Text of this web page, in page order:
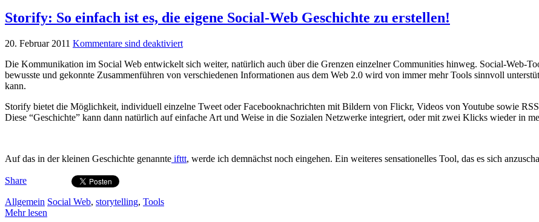
Storify: So einfach ist es, die eigene Social-Web Geschichte zu erstellen!
20. Februar 2011 Kommentare sind deaktiviert
Die Kommunikation im Social Web entwickelt sich weiter, natürlich auch über die Grenzen einzelner Communities hinweg. Social-Web-
bewusste und gekonnte Zusammenführen von verschiedenen Informationen aus dem Web 2.0 wird von immer mehr Tools sinnvoll
kann.
Storify bietet die Möglichkeit, individuell einzelne Tweet oder Facebooknachrichten mit Bildern von Flickr, Videos von Youtube sowie
Diese “Geschichte” kann dann natürlich auf einfache Art und Weise in die Sozialen Netzwerke integriert, oder mit zwei Klicks wieder in
Auf das in der kleinen Geschichte genannte ifttt, werde ich demnächst noch eingehen. Ein weiteres sensationelles Tool, das es sich
Share
Allgemein Social Web, storytelling, Tools
Mehr lesen